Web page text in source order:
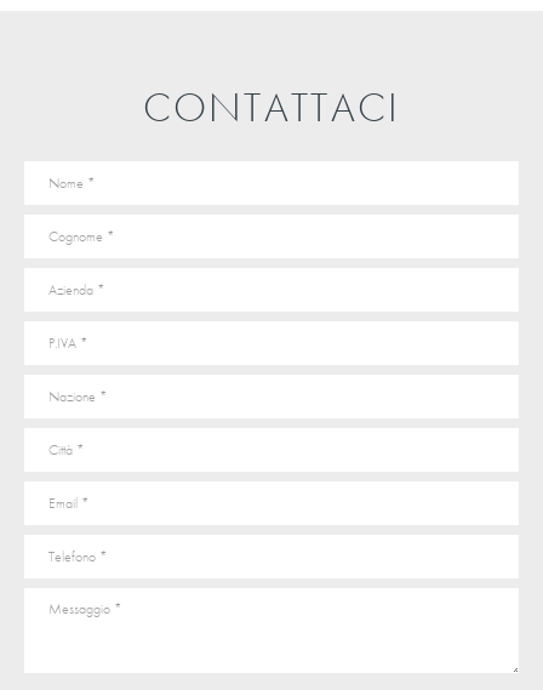
CONTATTACI